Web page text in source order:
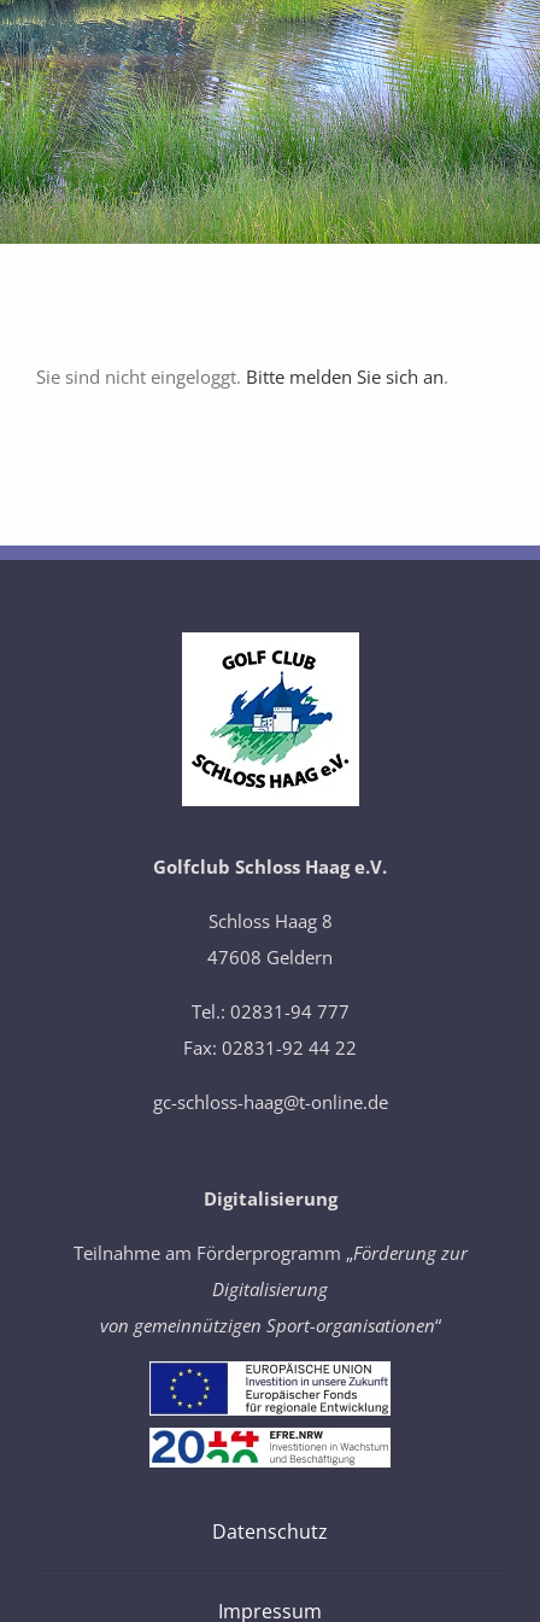
Golfschule
Gastronomie
Sport
Sie sind nicht eingeloggt. Bitte melden Sie sich an.
Golfclub Schloss Haag e.V.
​Schloss Haag 8
47608 Geldern
Tel.: 02831-94 777
Fax: 02831-92 44 22
gc-schloss-haag@t-online.de
Digitalisierung
Teilnahme am Förderprogramm „Förderung zur
Digitalisierung
von gemeinnützigen Sport-organisationen“
Datenschutz
Impressum